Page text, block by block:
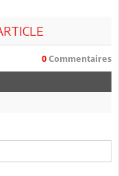
0 Commentaires